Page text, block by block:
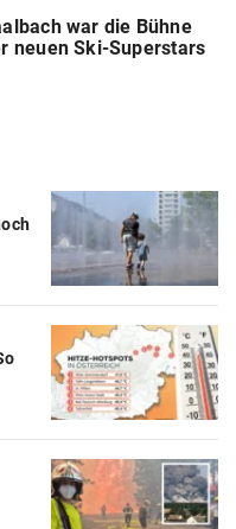
war die Bühne
neuen Ski-Superstars